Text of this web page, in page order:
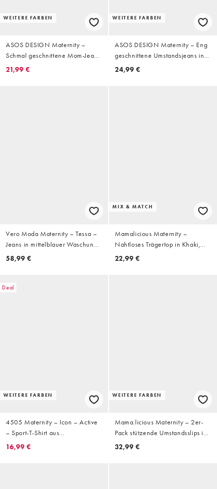
WEITERE FARBEN
ASOS DESIGN Maternity –
Schmal geschnittene Mom-Jeans
in Vintage-Waschung,
21,99 €
WEITERE FARBEN
ASOS DESIGN Maternity – Eng
geschnittene Umstandsjeans in
reinem Schwarz
24,99 €
Vero Moda Maternity – Tessa –
Jeans in mittelblauer Waschung
mit weitem Bein und weichem
58,99 €
MIX & MATCH
Mamalicious Maternity –
Nahtloses Trägertop in Khaki,
Kombiteil, Umstandsmode
22,99 €
Deal
WEITERE FARBEN
4505 Maternity – Icon – Active
– Sport-T-Shirt aus
schnelltrocknendem
16,99 €
WEITERE FARBEN
Mama.licious Maternity – 2er-
Pack stützende Umstandsslips in
Weiß mit Spitzenbesatz
32,99 €